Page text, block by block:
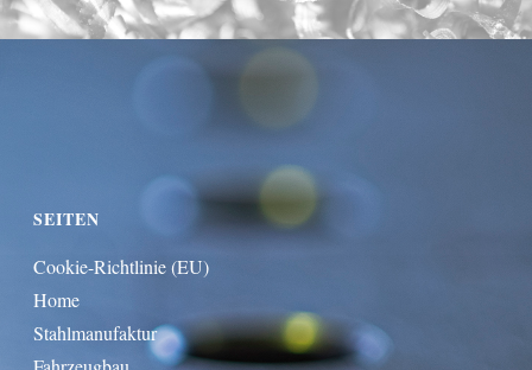
SEITEN
Cookie-Richtlinie (EU)
Home
Stahlmanufaktur